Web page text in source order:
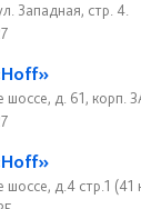
Западная, стр. 4.
шоссе, д. 61, корп.
шоссе, д.4 стр.1